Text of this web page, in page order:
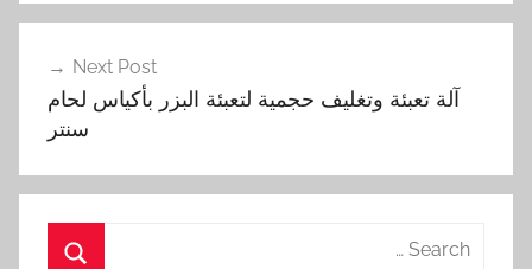
Next Post
آلة تعبئة وتغليف حجمية لتعبئة البزر بأكياس لحام
سنتر
Search